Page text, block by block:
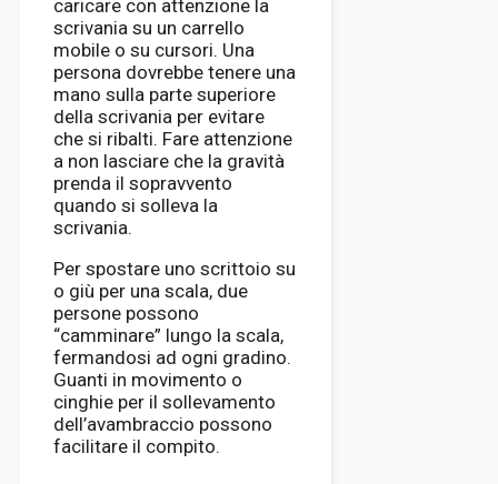
caricare con attenzione la
scrivania su un carrello
mobile o su cursori. Una
persona dovrebbe tenere una
mano sulla parte superiore
della scrivania per evitare
che si ribalti. Fare attenzione
a non lasciare che la gravità
prenda il sopravvento
quando si solleva la
scrivania.
Per spostare uno scrittoio su
o giù per una scala, due
persone possono
“camminare” lungo la scala,
fermandosi ad ogni gradino.
Guanti in movimento o
cinghie per il sollevamento
dell’avambraccio possono
facilitare il compito.